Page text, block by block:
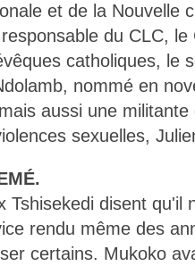
et de la Nouvelle
du CLC,
catholiques, le
nommé en
aussi une
sexuelles,
Tshisekedi disent qu'il
rendu même des
certains. Mukoko